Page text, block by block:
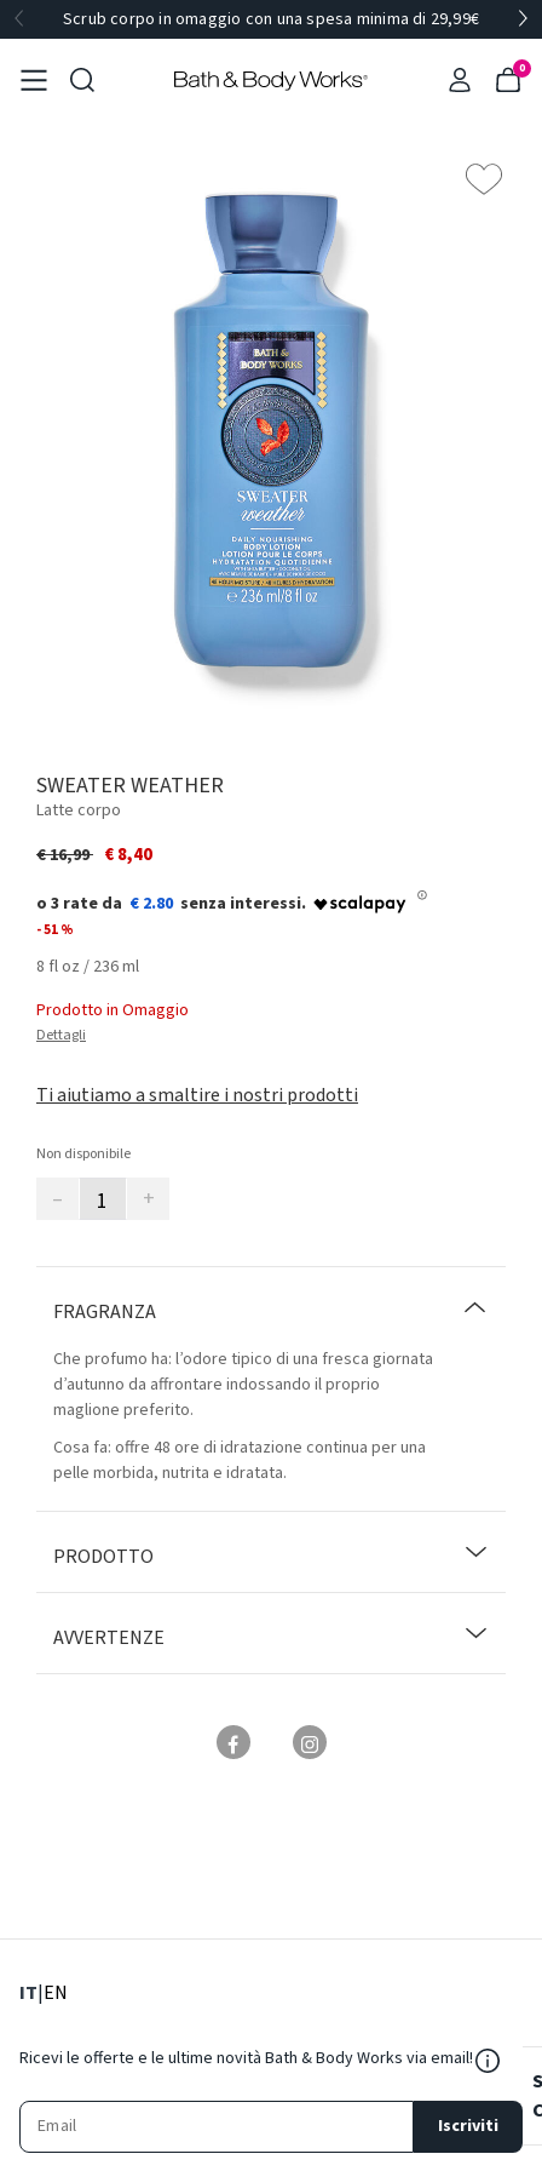
Scrub corpo in omaggio con una spesa minima di 29,99€
0
SWEATER WEATHER
Latte corpo
Price reduced from
€ 16,99to€ 8,40
€ 2.80
- 51 %
8 fl oz / 236 ml
Prodotto in Omaggio
Dettagli
Ti aiutiamo a smaltire i nostri prodotti
Non disponibile
– +
FRAGRANZA
Che profumo ha: l’odore tipico di una fresca giornata
d’autunno da affrontare indossando il proprio
maglione preferito.
Cosa fa: offre 48 ore di idratazione continua per una
pelle morbida, nutrita e idratata.
PRODOTTO
AVVERTENZE
IT: Lingua corrente
|EN
Ricevi le offerte e le ultime novità Bath & Body Works via email!
Iscriviti